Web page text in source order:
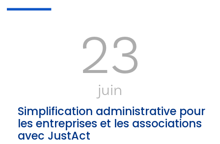
23
juin
Simplification administrative pour
les entreprises et les associations
avec JustAct